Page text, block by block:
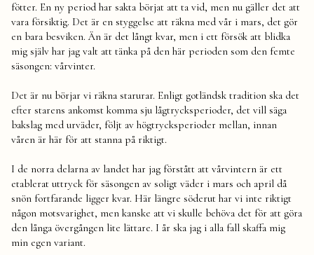
fötter. En ny period har sakta börjat att ta vid, men nu gäller det att
vara försiktig. Det är en styggelse att räkna med vår i mars, det gör
en bara besviken. Än är det långt kvar, men i ett försök att blidka
mig själv har jag valt att tänka på den här perioden som den femte
säsongen: vårvinter.
Det är nu börjar vi räkna starurar. Enligt gotländsk tradition ska det
efter starens ankomst komma sju lågtrycksperioder, det vill säga
bakslag med urväder, följt av högtrycksperioder mellan, innan
våren är här för att stanna på riktigt.
I de norra delarna av landet har jag förstått att vårvintern är ett
etablerat uttryck för säsongen av soligt väder i mars och april då
snön fortfarande ligger kvar. Här längre söderut har vi inte riktigt
någon motsvarighet, men kanske att vi skulle behöva det för att göra
den långa övergången lite lättare. I år ska jag i alla fall skaffa mig
min egen variant.